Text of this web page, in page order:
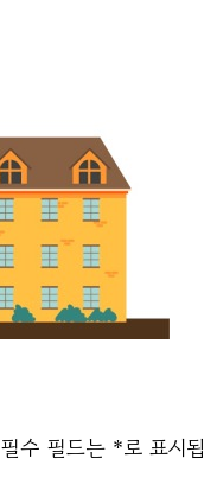
필수 필드는 *로 표시됩